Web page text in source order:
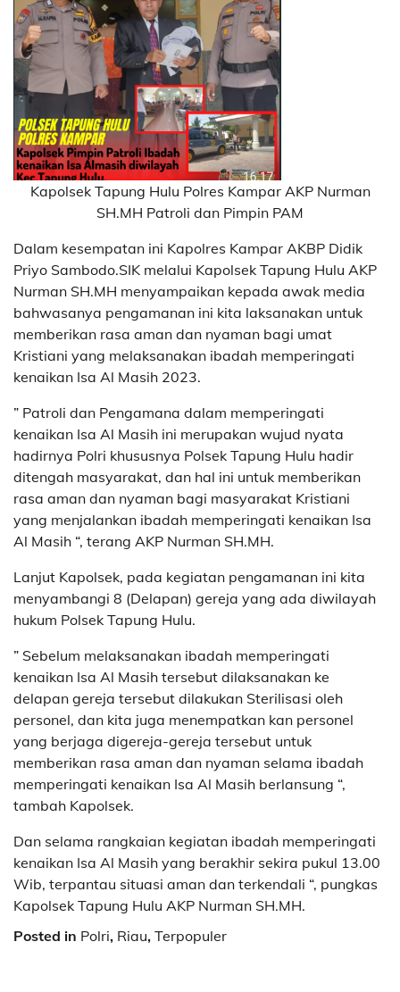
Kapolsek Tapung Hulu Polres Kampar AKP Nurman
SH.MH Patroli dan Pimpin PAM
Dalam kesempatan ini Kapolres Kampar AKBP Didik
Priyo Sambodo.SIK melalui Kapolsek Tapung Hulu AKP
Nurman SH.MH menyampaikan kepada awak media
bahwasanya pengamanan ini kita laksanakan untuk
memberikan rasa aman dan nyaman bagi umat
Kristiani yang melaksanakan ibadah memperingati
kenaikan Isa Al Masih 2023.
” Patroli dan Pengamana dalam memperingati
kenaikan Isa Al Masih ini merupakan wujud nyata
hadirnya Polri khususnya Polsek Tapung Hulu hadir
ditengah masyarakat, dan hal ini untuk memberikan
rasa aman dan nyaman bagi masyarakat Kristiani
yang menjalankan ibadah memperingati kenaikan Isa
Al Masih “, terang AKP Nurman SH.MH.
Lanjut Kapolsek, pada kegiatan pengamanan ini kita
menyambangi 8 (Delapan) gereja yang ada diwilayah
hukum Polsek Tapung Hulu.
” Sebelum melaksanakan ibadah memperingati
kenaikan Isa Al Masih tersebut dilaksanakan ke
delapan gereja tersebut dilakukan Sterilisasi oleh
personel, dan kita juga menempatkan kan personel
yang berjaga digereja-gereja tersebut untuk
memberikan rasa aman dan nyaman selama ibadah
memperingati kenaikan Isa Al Masih berlansung “,
tambah Kapolsek.
Dan selama rangkaian kegiatan ibadah memperingati
kenaikan Isa Al Masih yang berakhir sekira pukul 13.00
Wib, terpantau situasi aman dan terkendali “, pungkas
Kapolsek Tapung Hulu AKP Nurman SH.MH.
Posted in Polri, Riau, Terpopuler